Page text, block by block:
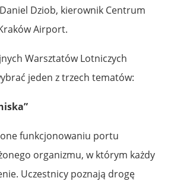
Dziob, kierownik Centrum
Airport.
Warsztatów Lotniczych
jeden z trzech tematów:
funkcjonowaniu portu
organizmu, w którym każdy
Uczestnicy poznają drogę